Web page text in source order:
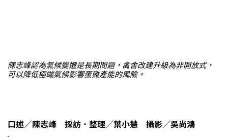
陳志峰認為氣候變遷是長期問題，禽舍改建升級為非開放式，
可以降低極端氣候影響蛋雞產能的風險。
口述／陳志峰 採訪．整理／葉小慧 攝影／吳尚鴻